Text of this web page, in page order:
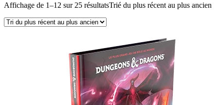
Affichage de 1–12 sur 25 résultatsTrié du plus récent au plus ancien